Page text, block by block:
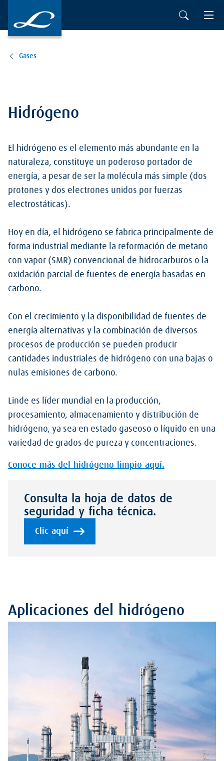
Gases
Hidrógeno
Consulta la hoja de datos de
seguridad y ficha técnica.
Clic aquí
El hidrógeno es el elemento más abundante en la
naturaleza, constituye un poderoso portador de
energía, a pesar de ser la molécula más simple (dos
protones y dos electrones unidos por fuerzas
electrostáticas).
Hoy en día, el hidrógeno se fabrica principalmente de
forma industrial mediante la reformación de metano
con vapor (SMR) convencional de hidrocarburos o la
oxidación parcial de fuentes de energía basadas en
carbono.
Con el crecimiento y la disponibilidad de fuentes de
energía alternativas y la combinación de diversos
procesos de producción se pueden producir
cantidades industriales de hidrógeno con una bajas o
nulas emisiones de carbono.
Linde es líder mundial en la producción,
procesamiento, almacenamiento y distribución de
hidrógeno, ya sea en estado gaseoso o líquido en una
variedad de grados de pureza y concentraciones.
Conoce más del hidrógeno limpio aquí.
Aplicaciones del hidrógeno